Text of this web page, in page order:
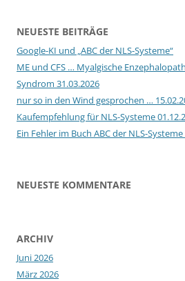
NEUESTE BEITRÄGE
Google-KI und „ABC der NLS-Systeme“
ME und CFS … Myalgische
Syndrom 31.03.2026
nur so in den Wind gesprochen …
Kaufempfehlung für NLS-Systeme
Ein Fehler im Buch ABC der NLS-Systeme
NEUESTE KOMMENTARE
ARCHIV
Juni 2026
März 2026